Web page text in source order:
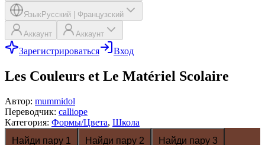
ЯзыкРусский Французский
Аккаунт Аккаунт
Зарегистрироваться Вход
Les Couleurs et Le Matériel Scolaire
Автор: mummidol
Переводчик: calliope
Категория: Формы/Цвета, Школа
Найди пару 1
Найди пару 2 Найди пару 3